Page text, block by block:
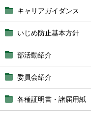
キャリアガイダンス
いじめ防止基本方針
部活動紹介
委員会紹介
各種証明書・諸届用紙